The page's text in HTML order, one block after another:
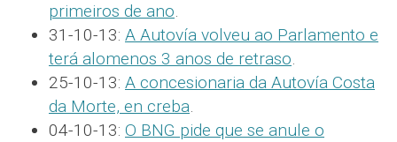
primeiros de ano.
31-10-13: A Autovía volveu ao Parlamento e
terá alomenos 3 anos de retraso.
25-10-13: A concesionaria da Autovía Costa
da Morte, en creba.
04-10-13: O BNG pide que se anule o